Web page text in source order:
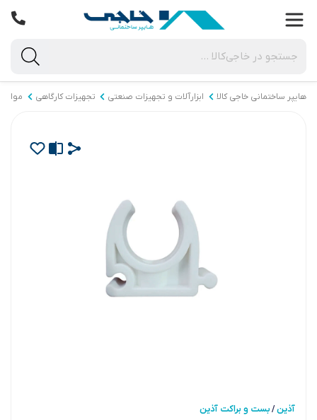
هایپر ساختمانی خاجی‌ کالا ابزارآلات و تجهیزات صنعتی تجهیزات کارگاهی مواد
آذین/بست و براکت آذین